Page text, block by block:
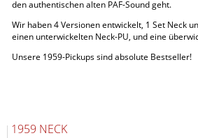
den authentischen alten PAF-Sound geht.
Wir haben 4 Versionen entwickelt, 1 Set Neck
einen unterwickelten Neck-PU, und eine
Unsere 1959-Pickups sind absolute Bestseller!
1959 NECK